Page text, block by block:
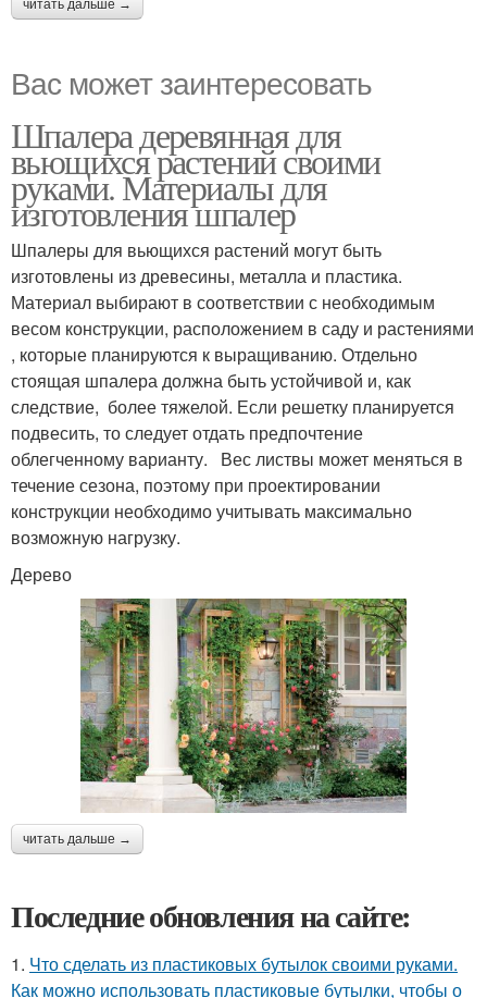
читать дальше →
Вас может заинтересовать
Шпалера деревянная для
вьющихся растений своими
руками. Материалы для
изготовления шпалер
Шпалеры для вьющихся растений могут быть
изготовлены из древесины, металла и пластика.
Материал выбирают в соответствии с необходимым
весом конструкции, расположением в саду и растениями
, которые планируются к выращиванию. Отдельно
стоящая шпалера должна быть устойчивой и, как
следствие, более тяжелой. Если решетку планируется
подвесить, то следует отдать предпочтение
облегченному варианту. Вес листвы может меняться в
течение сезона, поэтому при проектировании
конструкции необходимо учитывать максимально
возможную нагрузку.
Дерево
читать дальше →
Последние обновления на сайте:
1. Что сделать из пластиковых бутылок своими руками.
Как можно использовать пластиковые бутылки, чтобы о